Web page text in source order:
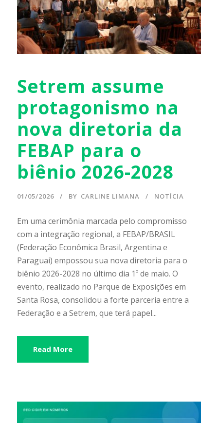
Setrem assume
protagonismo na
nova diretoria da
FEBAP para o
biênio 2026-2028
01/05/2026 BY CARLINE LIMANA NOTÍCIA
Em uma cerimônia marcada pelo compromisso
com a integração regional, a FEBAP/BRASIL
(Federação Econômica Brasil, Argentina e
Paraguai) empossou sua nova diretoria para o
biênio 2026-2028 no último dia 1º de maio. O
evento, realizado no Parque de Exposições em
Santa Rosa, consolidou a forte parceria entre a
Federação e a Setrem, que terá papel...
Read More